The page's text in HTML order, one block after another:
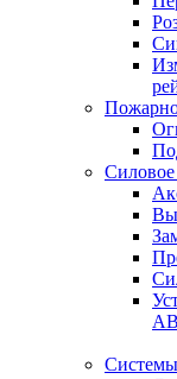
Силовое